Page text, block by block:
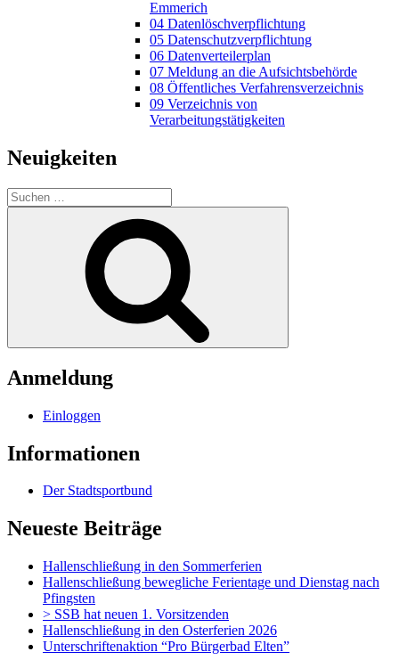
Emmerich
04 Datenlöschverpflichtung
05 Datenschutzverpflichtung
06 Datenverteilerplan
07 Meldung an die Aufsichtsbehörde
08 Öffentliches Verfahrensverzeichnis
09 Verzeichnis von
Verarbeitungstätigkeiten
Neuigkeiten
Suchen
nach:
Anmeldung
Einloggen
Informationen
Der Stadtsportbund
Neueste Beiträge
Hallenschließung in den Sommerferien
Hallenschließung bewegliche Ferientage und Dienstag nach
Pfingsten
> SSB hat neuen 1. Vorsitzenden
Hallenschließung in den Osterferien 2026
Unterschriftenaktion “Pro Bürgerbad Elten”